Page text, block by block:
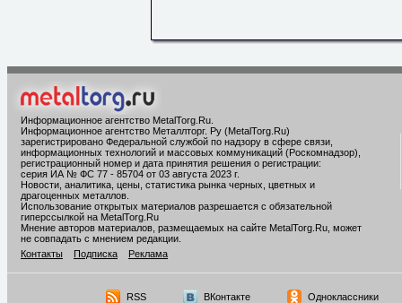
Информационное агентство MetalTorg.Ru
Информационное агентство Металлторг. Ру (MetalTorg.Ru)
зарегистрировано Федеральной службой по надзору в сфере связи,
информационных технологий и массовых коммуникаций (Роскомнадзор),
регистрационный номер и дата принятия решения о регистрации:
серия ИА № ФС 77 - 85704 от 03 августа 2023 г.
Новости, аналитика, цены, статистика рынка черных, цветных и
драгоценных металлов.
Использование открытых материалов разрешается с обязательной
гиперссылкой на MetalTorg.Ru
Мнение авторов материалов, размещаемых на сайте MetalTorg.Ru, может
не совпадать с мнением редакции.
Контакты
Подписка Реклама
RSS ВКонтакте Одноклассники